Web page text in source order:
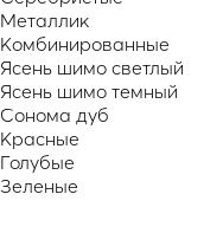
Металлик
Комбинированные
Ясень шимо светлый
Ясень шимо темный
Сонома дуб
Красные
Голубые
Зеленые